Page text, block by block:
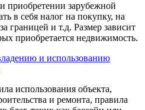
приобретении зарубежной
в себя налог на покупку, на
границей и т.д. Размер зависит
приобретается недвижимость.
и использованию
использования объекта,
и ремонта, правила